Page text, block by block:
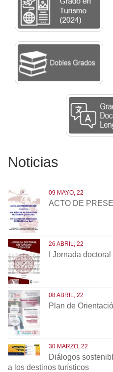
Noticias
09 MAYO, 22
ACTO DE
26 ABRIL, 22
I Jornada
08 ABRIL, 22
Plan de
30 MARZO, 22
Diálogos
a los destinos turísticos